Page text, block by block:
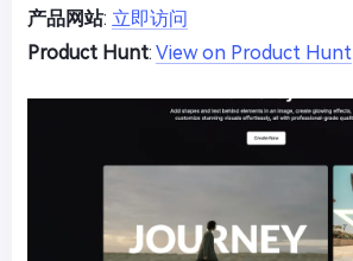
产品网站: 立即访问
Product Hunt: View on Product Hunt